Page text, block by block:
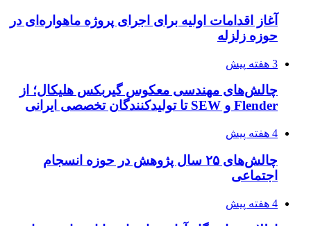
آغاز اقدامات اولیه برای اجرای پروژه ماهواره‌ای در
حوزه زلزله
3 هفته پیش
چالش‌های مهندسی معکوس گیربکس هلیکال؛ از
Flender و SEW تا تولیدکنندگان تخصصی ایرانی
4 هفته پیش
چالش‌های ۲۵ سال پژوهش در حوزه انسجام
اجتماعی
4 هفته پیش